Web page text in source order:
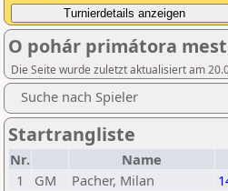
O pohár primátora
Die Seite wurde zuletzt aktualisiert am
Suche nach Spieler
Startrangliste
Nr. Name
1
GM Pacher, Milan